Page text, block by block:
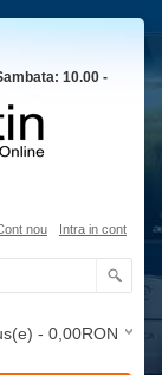
10.00 -
nou Intra in cont
- 0,00RON